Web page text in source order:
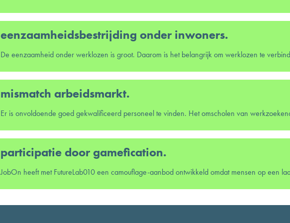
eenzaamheidsbestrijding onder inwoners.
mismatch arbeidsmarkt.
participatie door gamefication.